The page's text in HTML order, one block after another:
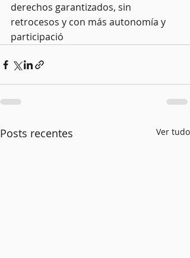
derechos garantizados, sin
retrocesos y con más autonomía y
participació
Posts recentes Ver tudo